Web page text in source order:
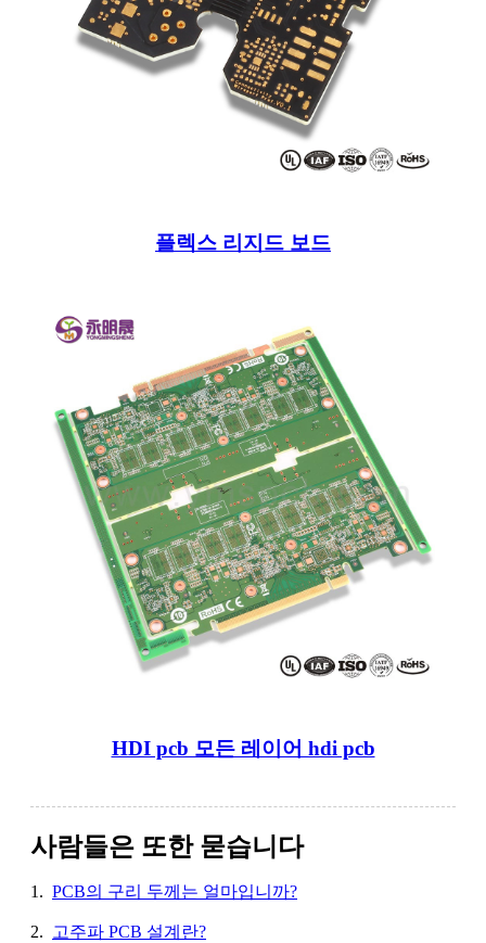
플렉스 리지드 보드
HDI pcb 모든 레이어 hdi pcb
사람들은 또한 묻습니다
1. PCB의 구리 두께는 얼마입니까?
2. 고주파 PCB 설계란?